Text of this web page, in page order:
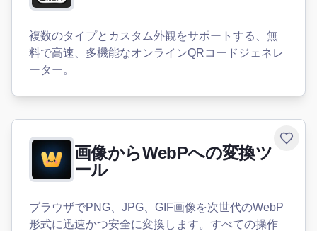
複数のタイプとカスタム外観をサポートする、無
料で高速、多機能なオンラインQRコードジェネレ
ーター。
画像からWebPへの変換ツ
ール
ブラウザでPNG、JPG、GIF画像を次世代のWebP
形式に迅速かつ安全に変換します。すべての操作